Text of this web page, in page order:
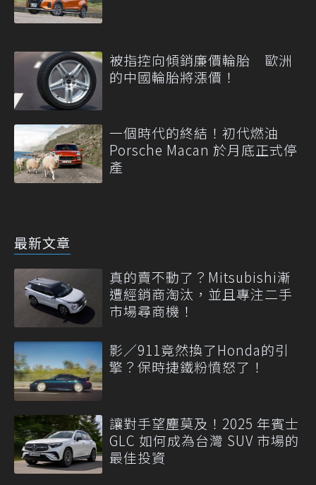
被指控向傾銷廉價輪胎 歐洲
的中國輪胎將漲價！
一個時代的終結！初代燃油
Porsche Macan 於月底正式停
產
最新文章
真的賣不動了？Mitsubishi漸
遭經銷商淘汰，並且專注二手
市場尋商機！
影／911竟然換了Honda的引
擎？保時捷鐵粉憤怒了！
讓對手望塵莫及！2025 年賓士
GLC 如何成為台灣 SUV 市場的
最佳投資